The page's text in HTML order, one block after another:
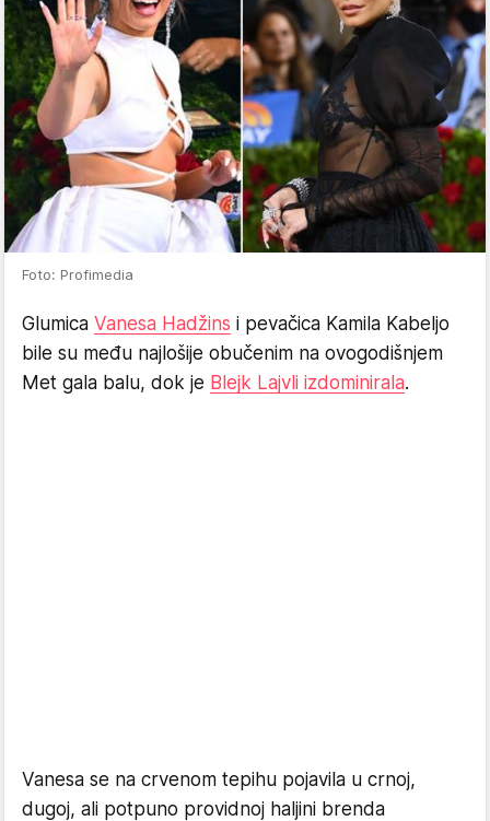
Foto: Profimedia
Glumica Vanesa Hadžins i pevačica Kamila Kabeljo
bile su među najlošije obučenim na ovogodišnjem
Met gala balu, dok je Blejk Lajvli izdominirala.
Vanesa se na crvenom tepihu pojavila u crnoj,
dugoj, ali potpuno providnoj haljini brenda